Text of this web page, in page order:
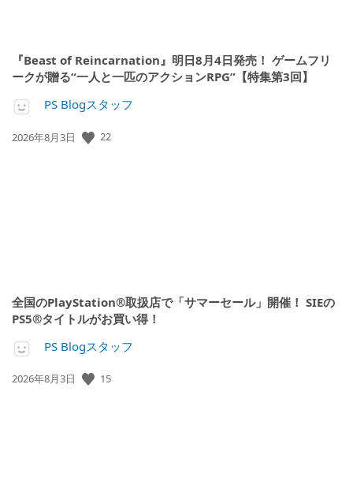
『Beast of Reincarnation』明日8月4日発売！ ゲームフリ
ークが贈る“一人と一匹のアクションRPG”【特集第3回】
PS Blogスタッフ
公
2026年8月3日 22
全国のPlayStation®取扱店で「サマーセール」開催！ SIEの
PS5®タイトルがお買い得！
PS Blogスタッフ
公
2026年8月3日 15